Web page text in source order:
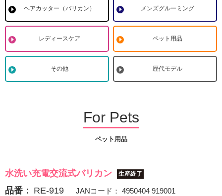
ヘアカッター（バリカン） メンズグルーミング
レディースケア ペット用品
その他 歴代モデル
For Pets
ペット用品
水洗い充電交流式バリカン 生産終了
品番： RE-919 JANコード： 4950404 919001